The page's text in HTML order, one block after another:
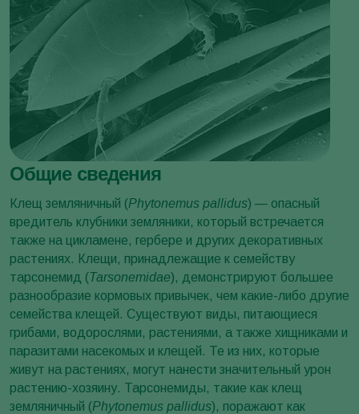
Общие сведения
Клещ земляничный (Phytonemus pallidus) — опасный
вредитель клубники земляники, который встречается
также на цикламене, гербере и других декоративных
растениях. Клещи, принадлежащие к семейству
тарсонемид (Tarsonemidae), демонстрируют большее
разнообразие кормовых привычек, чем какие-либо другие
семейства клещей. Существуют виды, питающиеся
грибами, водорослями, растениями, а также хищниками и
паразитами насекомых и клещей. Те из них, которые
живут на растениях, могут нанести значительный урон
растению-хозяину. Тарсонемиды, такие как клещ
земляничный (Phytonemus pallidus), поражают как